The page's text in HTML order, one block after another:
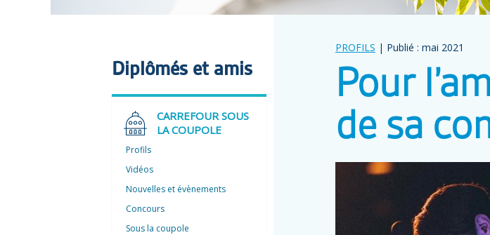
PROFILS | Publié : mai 2021
Pour
de sa
Diplômés et amis
CARREFOUR SOUS
LA COUPOLE
Profils
Vidéos
Nouvelles et évènements
Concours
Sous la coupole